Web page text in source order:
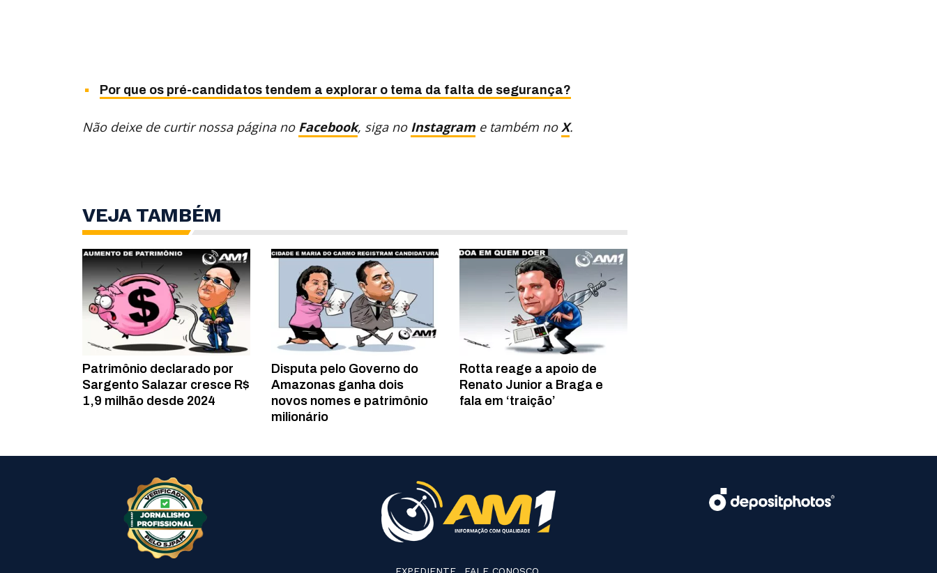
Por que os pré-candidatos tendem a explorar o tema da falta de segurança?
Não deixe de curtir nossa página no Facebook, siga no Instagram e também no X.
VEJA TAMBÉM
Patrimônio declarado por
Sargento Salazar cresce R$
1,9 milhão desde 2024
Disputa pelo Governo do
Amazonas ganha dois
novos nomes e patrimônio
milionário
Rotta reage a apoio de
Renato Junior a Braga e
fala em ‘traição’